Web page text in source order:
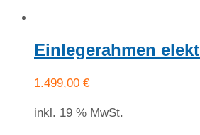
Einlegerahmen
1.499,00 €
inkl. 19 % MwSt.